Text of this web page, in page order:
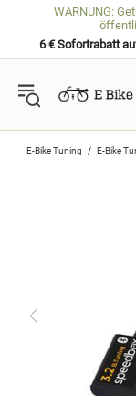
WARNUNG:
6 € Sofortrabatt
E-Bike Tuning E-Bike